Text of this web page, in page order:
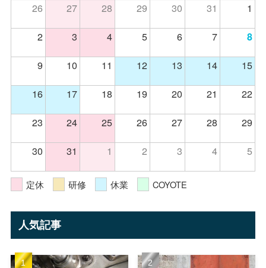
26 27 28 29 30 31
1
2
3 4 5 6 7 8
9 10 11 12 13 14
15
16
17 18 19 20 21
22
23
24 25 26 27 28
29
30
31 1 2 3 4 5
定休 研修 休業 COYOTE
人気記事